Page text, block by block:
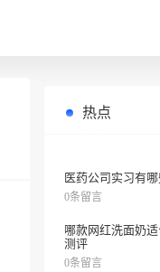
热点
医药公司实习有哪
0条留言
哪款网红洗面奶
测评
0条留言